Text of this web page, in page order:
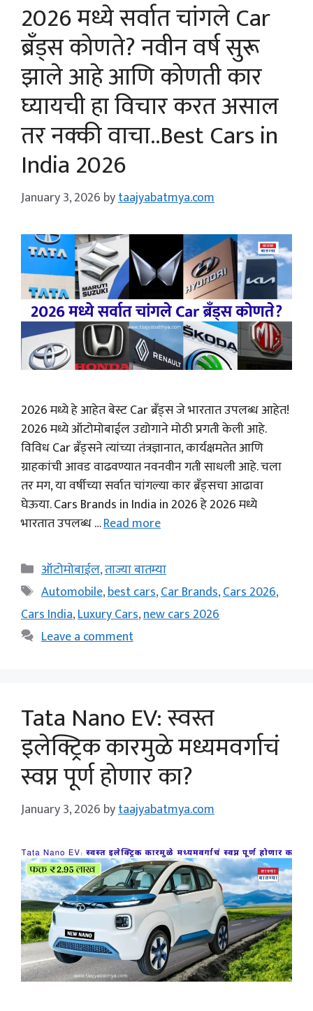
2026 मध्ये सर्वात चांगले Car
ब्रँड्स कोणते? नवीन वर्ष सुरू
झाले आहे आणि कोणती कार
घ्यायची हा विचार करत असाल
तर नक्की वाचा..Best Cars in
India 2026
January 3, 2026 bytaajyabatmya.com
2026 मध्ये हे आहेत बेस्ट Car ब्रँड्स जे भारतात उपलब्ध आहेत!
2026 मध्ये ऑटोमोबाईल उद्योगाने मोठी प्रगती केली आहे.
विविध Car ब्रँड्सने त्यांच्या तंत्रज्ञानात, कार्यक्षमतेत आणि
ग्राहकांची आवड वाढवण्यात नवनवीन गती साधली आहे. चला
तर मग, या वर्षीच्या सर्वात चांगल्या कार ब्रँड्सचा आढावा
घेऊया. Cars Brands in India in 2026 हे 2026 मध्ये
भारतात उपलब्ध …Read more
Categories
ऑटोमोबाईल,ताज्या बातम्या
Tags
Automobile,best cars,Car Brands,Cars 2026,
Cars India,Luxury Cars,new cars 2026
Leave a comment
Tata Nano EV: स्वस्त
इलेक्ट्रिक कारमुळे मध्यमवर्गाचं
स्वप्न पूर्ण होणार का?
January 3, 2026 bytaajyabatmya.com